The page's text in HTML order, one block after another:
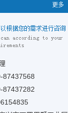
更多
87437568